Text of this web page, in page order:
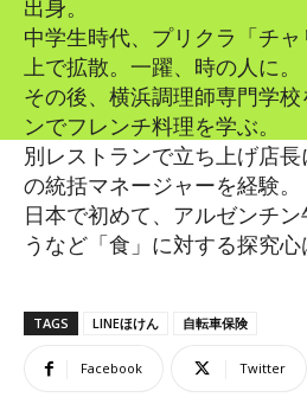
出身。
中学生時代、プリクラ「チ
上で拡散。一躍、時の人に。
その後、横浜調理師専門学
ンでフレンチ料理を学ぶ。
別レストランで立ち上げ店
の統括マネージャーを経験。
日本で初めて、アルゼンチ
うなど「食」に対する探究心
TAGS LINEほけん 自転車保険
Facebook Twitter